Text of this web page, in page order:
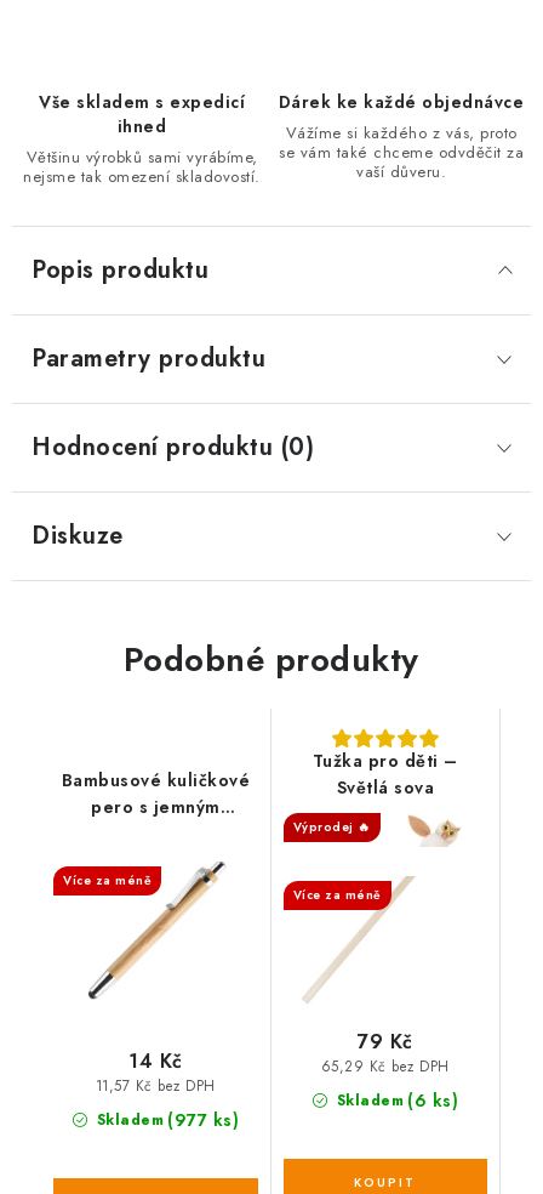
Vše skladem s expedicí
ihned
Většinu výrobků sami vyrábíme,
nejsme tak omezení skladovostí.
Dárek ke každé objednávce
Vážíme si každého z vás, proto
se vám také chceme odvděčit za
vaší důveru.
Popis produktu
Parametry produktu
Hodnocení produktu (0)
Diskuze
Podobné produkty
Bambusové kuličkové
pero s jemným
Více za méně
Skladem (977 ks)
11,57 Kč bez DPH
14 Kč
Tužka pro děti –
Světlá sova
Výprodej 🔥
Více za méně
Skladem (6 ks)
65,29 Kč bez DPH
79 Kč